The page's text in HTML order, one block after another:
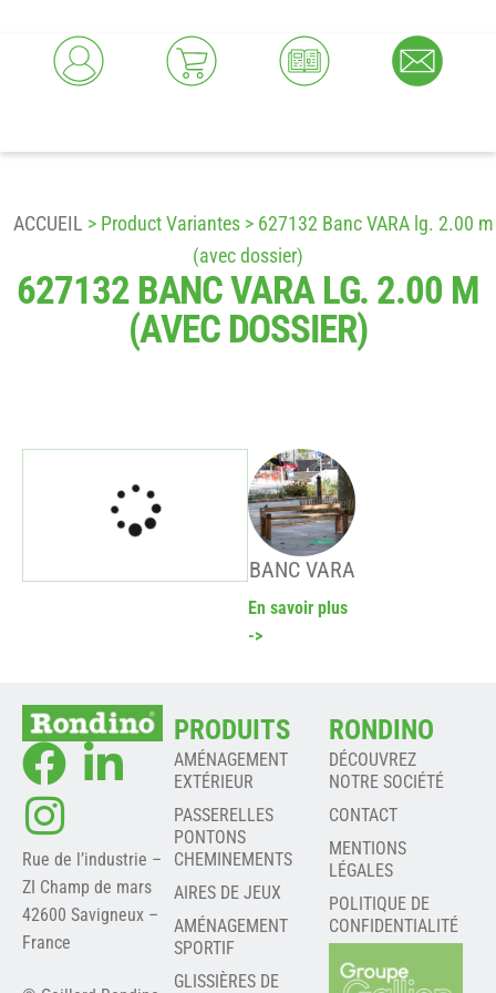
ACCUEIL > Product Variantes > 627132 Banc VARA lg. 2.00 m
(avec dossier)
627132 BANC VARA LG. 2.00 M
(AVEC DOSSIER)
BANC VARA
En savoir plus
->
Rue de l’industrie –
ZI Champ de mars
42600 Savigneux –
France
PRODUITS
AMÉNAGEMENT
EXTÉRIEUR
PASSERELLES
PONTONS
CHEMINEMENTS
AIRES DE JEUX
AMÉNAGEMENT
SPORTIF
GLISSIÈRES DE
RONDINO
DÉCOUVREZ
NOTRE SOCIÉTÉ
CONTACT
MENTIONS
LÉGALES
POLITIQUE DE
CONFIDENTIALITÉ